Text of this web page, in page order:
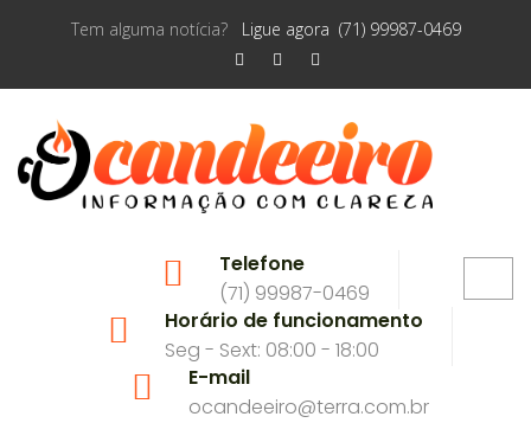
Tem alguma notícia? Ligue agora (71) 99987-0469
Telefone
(71) 99987-0469
Horário de funcionamento
Seg - Sext: 08:00 - 18:00
E-mail
ocandeeiro@terra.com.br